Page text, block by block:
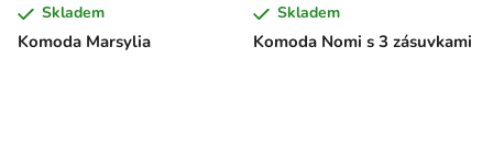
Komoda Marsylia
Skladem
Komoda Nomi s 3 zásuvkami
Skladem